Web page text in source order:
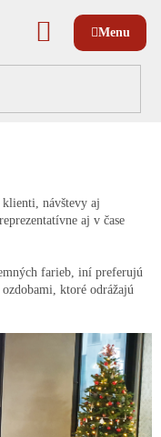
NÁKUPNÝ
KOŠÍK
klienti, návštevy aj
aj v čase
farieb, iní preferujú
ktoré odrážajú